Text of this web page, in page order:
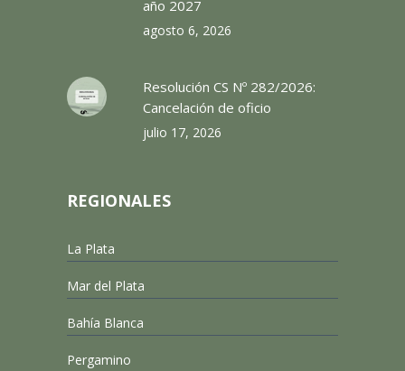
año 2027
agosto 6, 2026
Resolución CS Nº 282/2026:
Cancelación de oficio
julio 17, 2026
REGIONALES
La Plata
Mar del Plata
Bahía Blanca
Pergamino